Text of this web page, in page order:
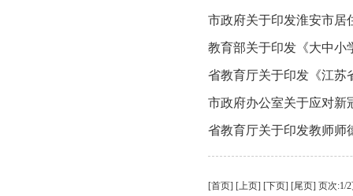
市政府关于印发淮安市居
教育部关于印发《大中小
省教育厅关于印发《江苏
市政府办公室关于应对新
省教育厅关于印发教师师
[首页] [上页] [下页] [尾页] 页次:1/